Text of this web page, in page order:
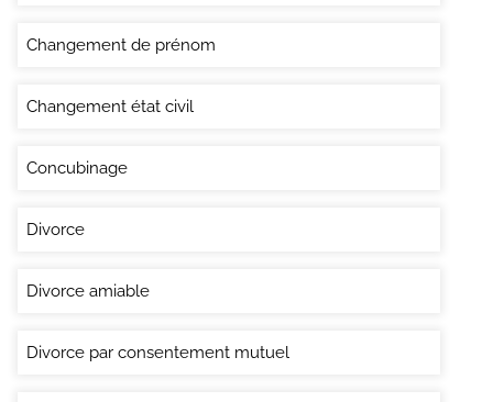
Changement de prénom
Changement état civil
Concubinage
Divorce
Divorce amiable
Divorce par consentement mutuel